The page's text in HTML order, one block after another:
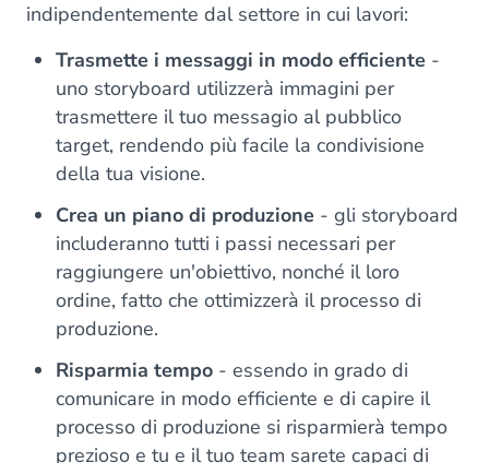
indipendentemente dal settore in cui lavori:
Trasmette i messaggi in modo efficiente -
uno storyboard utilizzerà immagini per
trasmettere il tuo messagio al pubblico
target, rendendo più facile la condivisione
della tua visione.
Crea un piano di produzione - gli storyboard
includeranno tutti i passi necessari per
raggiungere un'obiettivo, nonché il loro
ordine, fatto che ottimizzerà il processo di
produzione.
Risparmia tempo - essendo in grado di
comunicare in modo efficiente e di capire il
processo di produzione si risparmierà tempo
prezioso e tu e il tuo team sarete capaci di